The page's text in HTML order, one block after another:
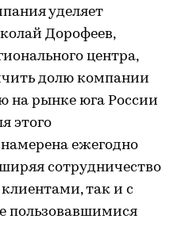
уделяет
Дорофеев,
центра,
долю компании
на рынке юга России
этого
ежегодно
сотрудничество
так и с
пользовавшимися